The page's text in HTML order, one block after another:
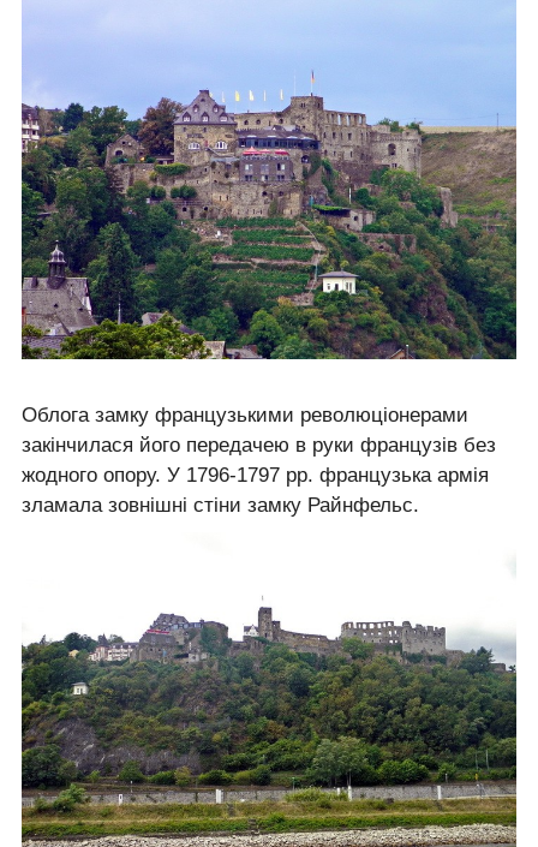
Облога замку французькими революціонерами
закінчилася його передачею в руки французів без
жодного опору. У 1796-1797 рр. французька армія
зламала зовнішні стіни замку Райнфельс.